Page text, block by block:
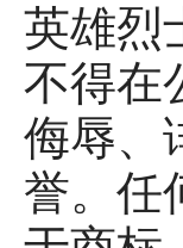
英雄烈
不得在
侮辱、
誉。任